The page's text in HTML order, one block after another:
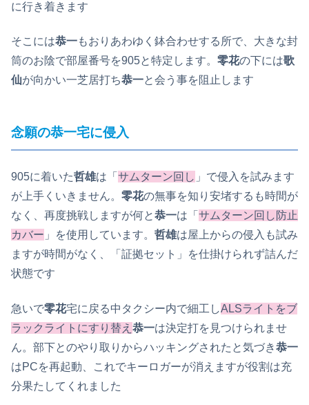
に行き着きます
そこには恭一もおりあわゆく鉢合わせする所で、大きな封
筒のお陰で部屋番号を905と特定します。 零花の下には歌
仙が向かい一芝居打ち恭一と会う事を阻止します
念願の恭一宅に侵入
905に着いた哲雄は「 サムターン回し 」で侵入を試みます
が上手くいきません。 零花の無事を知り安堵するも時間が
なく、再度挑戦しますが何と恭一は「 サムターン回し防止
カバー 」を使用しています。 哲雄は屋上からの侵入も試み
ますが時間がなく、「証拠セット」を仕掛けられず詰んだ
状態です
急いで零花宅に戻る中タクシー内で細工しALSライトをブ
ラックライトにすり替え 恭一は決定打を見つけられませ
ん。部下とのやり取りからハッキングされたと気づき恭一
はPCを再起動、これでキーロガーが消えますが役割は充
分果たしてくれました